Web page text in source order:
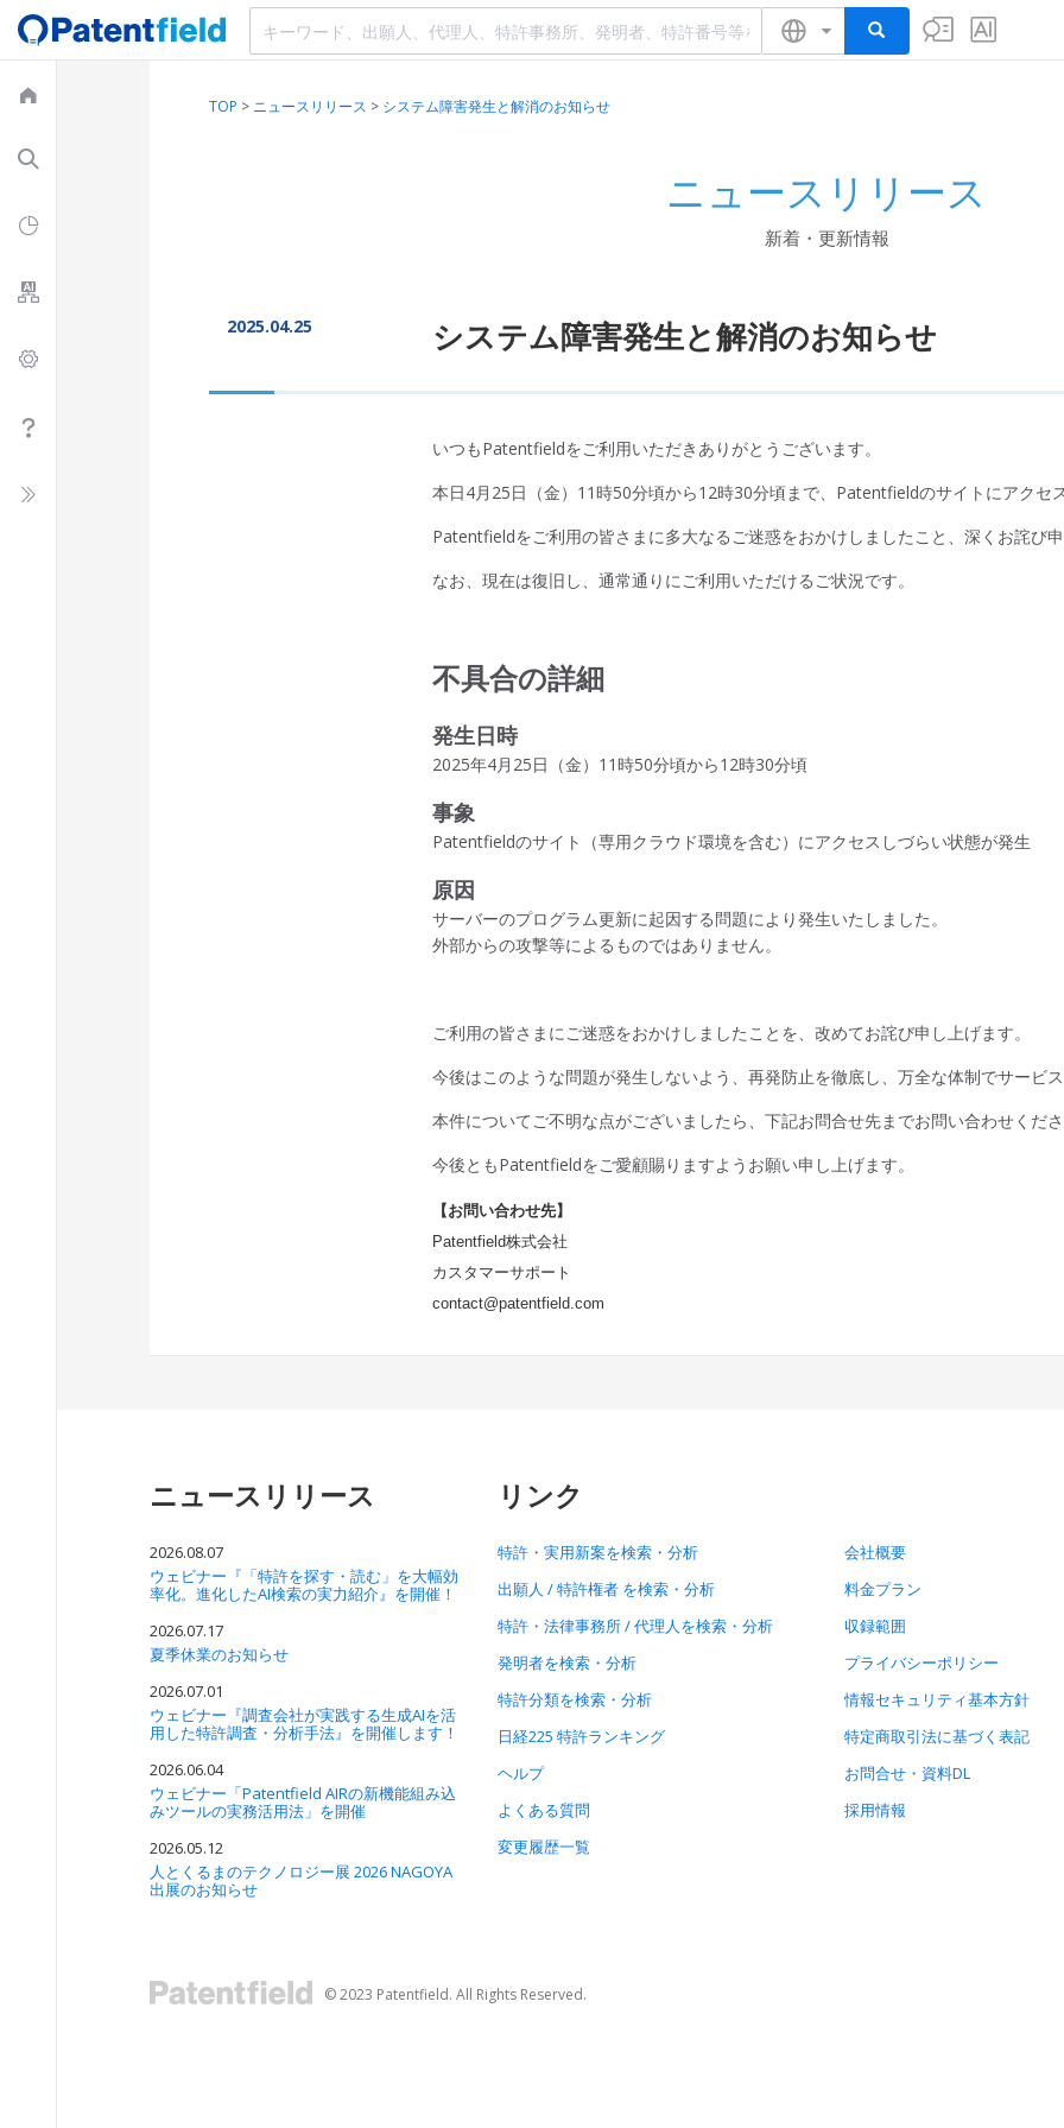
TOP > ニュースリリース > システム障害発生と解消のお知らせ
ニュースリリース
新着・更新情報
2025.04.25 システム障害発生と解消のお知らせ
いつもPatentfieldをご利用いただきありがとうございます。
本日4月25日（金）11時50分頃から12時30分頃まで、Patentfieldのサイトにアクセ
Patentfieldをご利用の皆さまに多大なるご迷惑をおかけしましたこと、深くお詫び申
なお、現在は復旧し、通常通りにご利用いただけるご状況です。
不具合の詳細
発生日時
2025年4月25日（金）11時50分頃から12時30分頃
事象
Patentfieldのサイト（専用クラウド環境を含む）にアクセスしづらい状態が発生
原因
サーバーのプログラム更新に起因する問題により発生いたしました。
外部からの攻撃等によるものではありません。
ご利用の皆さまにご迷惑をおかけしましたことを、改めてお詫び申し上げます。
今後はこのような問題が発生しないよう、再発防止を徹底し、万全な体制でサービス
本件についてご不明な点がございましたら、下記お問合せ先までお問い合わせくださ
今後ともPatentfieldをご愛顧賜りますようお願い申し上げます。
【お問い合わせ先】
Patentfield株式会社
カスタマーサポート
contact@patentfield.com
ニュースリリース
2026.08.07
ウェビナー『「特許を探す・読む」を大幅効
率化。進化したAI検索の実力紹介』を開催！
2026.07.17
夏季休業のお知らせ
2026.07.01
ウェビナー『調査会社が実践する生成AIを活
用した特許調査・分析手法』を開催します！
2026.06.04
ウェビナー「Patentfield AIRの新機能組み込
みツールの実務活用法」を開催
2026.05.12
人とくるまのテクノロジー展 2026 NAGOYA
出展のお知らせ
リンク
特許・実用新案を検索・分析
出願人 / 特許権者 を検索・分析
特許・法律事務所 / 代理人を検索・分析
発明者を検索・分析
特許分類を検索・分析
日経225 特許ランキング
ヘルプ
よくある質問
変更履歴一覧
会社概要
料金プラン
収録範囲
プライバシーポリシー
情報セキュリティ基本方針
特定商取引法に基づく表記
お問合せ・資料DL
採用情報
© 2023 Patentfield. All Rights Reserved.